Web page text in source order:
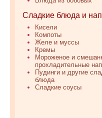
Сладкие блюда и
Кисели
Компоты
Желе и муссы
Кремы
Мороженое и
прохладительные
Пудинги и другие
блюда
Сладкие соусы